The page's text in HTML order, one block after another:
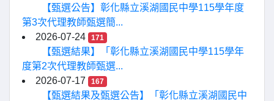
【甄選公告】彰化縣立溪湖國民中學115學年度
第3次代理教師甄選簡...
2026-07-24
171
【甄選結果】「彰化縣立溪湖國民中學115學年
度第2次代理教師甄選...
2026-07-17
167
【甄選結果及甄選公告】「彰化縣立溪湖國民中